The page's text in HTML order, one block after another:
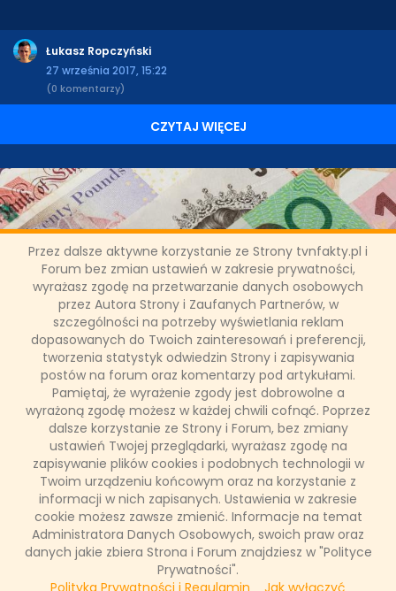
Przez dalsze aktywne korzystanie ze Strony tvnfakty.pl i
Forum bez zmian ustawień w zakresie prywatności,
wyrażasz zgodę na przetwarzanie danych osobowych
przez Autora Strony i Zaufanych Partnerów, w
szczególności na potrzeby wyświetlania reklam
dopasowanych do Twoich zainteresowań i preferencji,
tworzenia statystyk odwiedzin Strony i zapisywania
postów na forum oraz komentarzy pod artykułami.
Pamiętaj, że wyrażenie zgody jest dobrowolne a
wyrażoną zgodę możesz w każdej chwili cofnąć. Poprzez
dalsze korzystanie ze Strony i Forum, bez zmiany
ustawień Twojej przeglądarki, wyrażasz zgodę na
zapisywanie plików cookies i podobnych technologii w
Twoim urządzeniu końcowym oraz na korzystanie z
informacji w nich zapisanych. Ustawienia w zakresie
cookie możesz zawsze zmienić. Informacje na temat
Administratora Danych Osobowych, swoich praw oraz
danych jakie zbiera Strona i Forum znajdziesz w "Polityce
Prywatności".
Polityka Prywatności i Regulamin
Jak wyłączyć
Łukasz Ropczyński
27 września 2017, 15:22
(0 komentarzy)
CZYTAJ WIĘCEJ
Poznamy koszty ubezpieczenia
na życie
W sejmie właśnie leży ustawa o dystrybucji ubezpieczeń. W
myśl przygotowywanej nowelizacji towarzystwa
ubezpieczeniowe będą miały obowiązek poinformowania
klienta o marży otrzymywanej od konkretnej firmy
ubezpieczeniowej. Czy zyskają na tym klienci? Jakie jeszcze
branże muszą klarownie przedstawiać swoją ofertę?
Łukasz Ropczyński
25 września 2017, 14:11
CZYTAJ WIĘCEJ